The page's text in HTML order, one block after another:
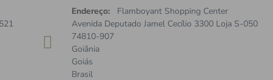
Endereço:
Flamboyant Shopping Center
Avenida Deputado Jamel Cecílio 3300 Loja S-050
74810-907
Goiânia
Goiás
Brasil